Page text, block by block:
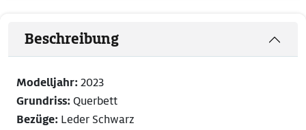
Beschreibung
Modelljahr: 2023
Grundriss: Querbett
Bezüge: Leder Schwarz